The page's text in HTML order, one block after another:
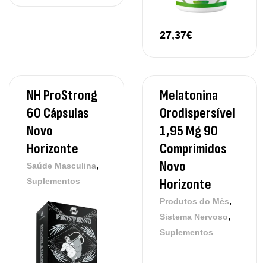
27,37€
NH ProStrong
60 Cápsulas
Novo
Horizonte
Saúde Masculina,
Suplementos
Melatonina
Orodispersível
1,95 Mg 90
Comprimidos
Novo
Horizonte
Produtos do Mês,
Sistema Nervoso,
Suplementos